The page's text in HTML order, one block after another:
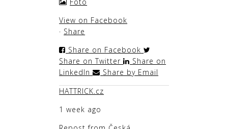
View on Facebook
· Share
Share on Facebook
Share on Twitter
Share on
LinkedIn
Share by Email
HATTRICK.cz
1 week ago